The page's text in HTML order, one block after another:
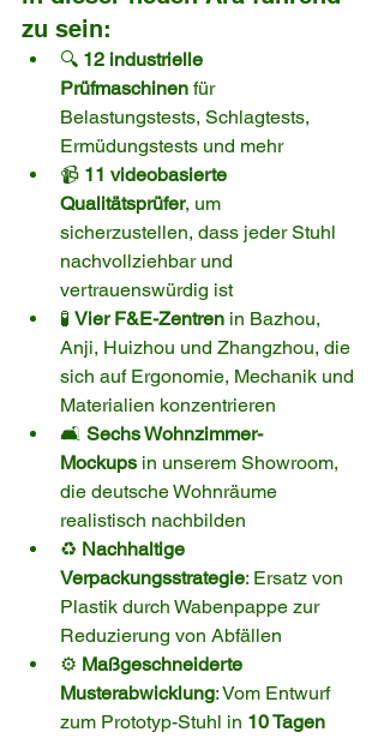
zu sein:
🔍 12 industrielle
Prüfmaschinen für
Belastungstests, Schlagtests,
Ermüdungstests und mehr
📹 11 videobasierte
Qualitätsprüfer, um
sicherzustellen, dass jeder Stuhl
nachvollziehbar und
vertrauenswürdig ist
🧪 Vier F&E-Zentren in Bazhou,
Anji, Huizhou und Zhangzhou, die
sich auf Ergonomie, Mechanik und
Materialien konzentrieren
🛋️ Sechs Wohnzimmer-
Mockups in unserem Showroom,
die deutsche Wohnräume
realistisch nachbilden
♻️ Nachhaltige
Verpackungsstrategie: Ersatz von
Plastik durch Wabenpappe zur
Reduzierung von Abfällen
⚙️ Maßgeschneiderte
Musterabwicklung: Vom Entwurf
zum Prototyp-Stuhl in 10 Tagen